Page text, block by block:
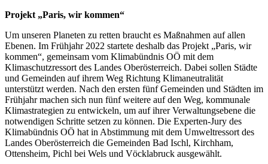
Projekt „Paris, wir kommen“
Um unseren Planeten zu retten braucht es Maßnahmen auf allen
Ebenen. Im Frühjahr 2022 startete deshalb das Projekt „Paris, wir
kommen“, gemeinsam vom Klimabündnis OÖ mit dem
Klimaschutzressort des Landes Oberösterreich. Dabei sollen Städte
und Gemeinden auf ihrem Weg Richtung Klimaneutralität
unterstützt werden. Nach den ersten fünf Gemeinden und Städten im
Frühjahr machen sich nun fünf weitere auf den Weg, kommunale
Klimastrategien zu entwickeln, um auf ihrer Verwaltungsebene die
notwendigen Schritte setzen zu können. Die Experten-Jury des
Klimabündnis OÖ hat in Abstimmung mit dem Umweltressort des
Landes Oberösterreich die Gemeinden Bad Ischl, Kirchham,
Ottensheim, Pichl bei Wels und Vöcklabruck ausgewählt.